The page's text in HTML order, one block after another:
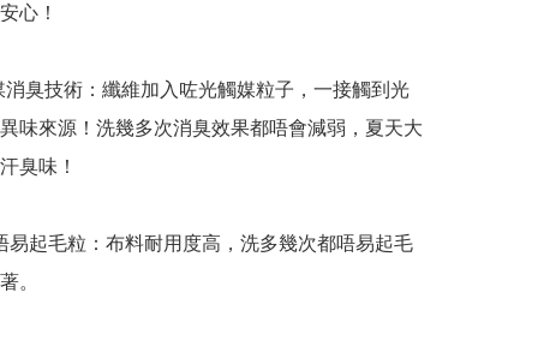
心！
消臭技術：纖維加入咗光觸媒粒子，一接觸到光
味來源！洗幾多次消臭效果都唔會減弱，夏天大
臭味！
易起毛粒：布料耐用度高，洗多幾次都唔易起毛
。